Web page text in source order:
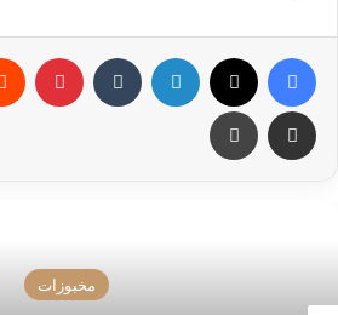
فيسبوك لينكدإن
مشاركة عبر البريد طباعة
مخبوزات